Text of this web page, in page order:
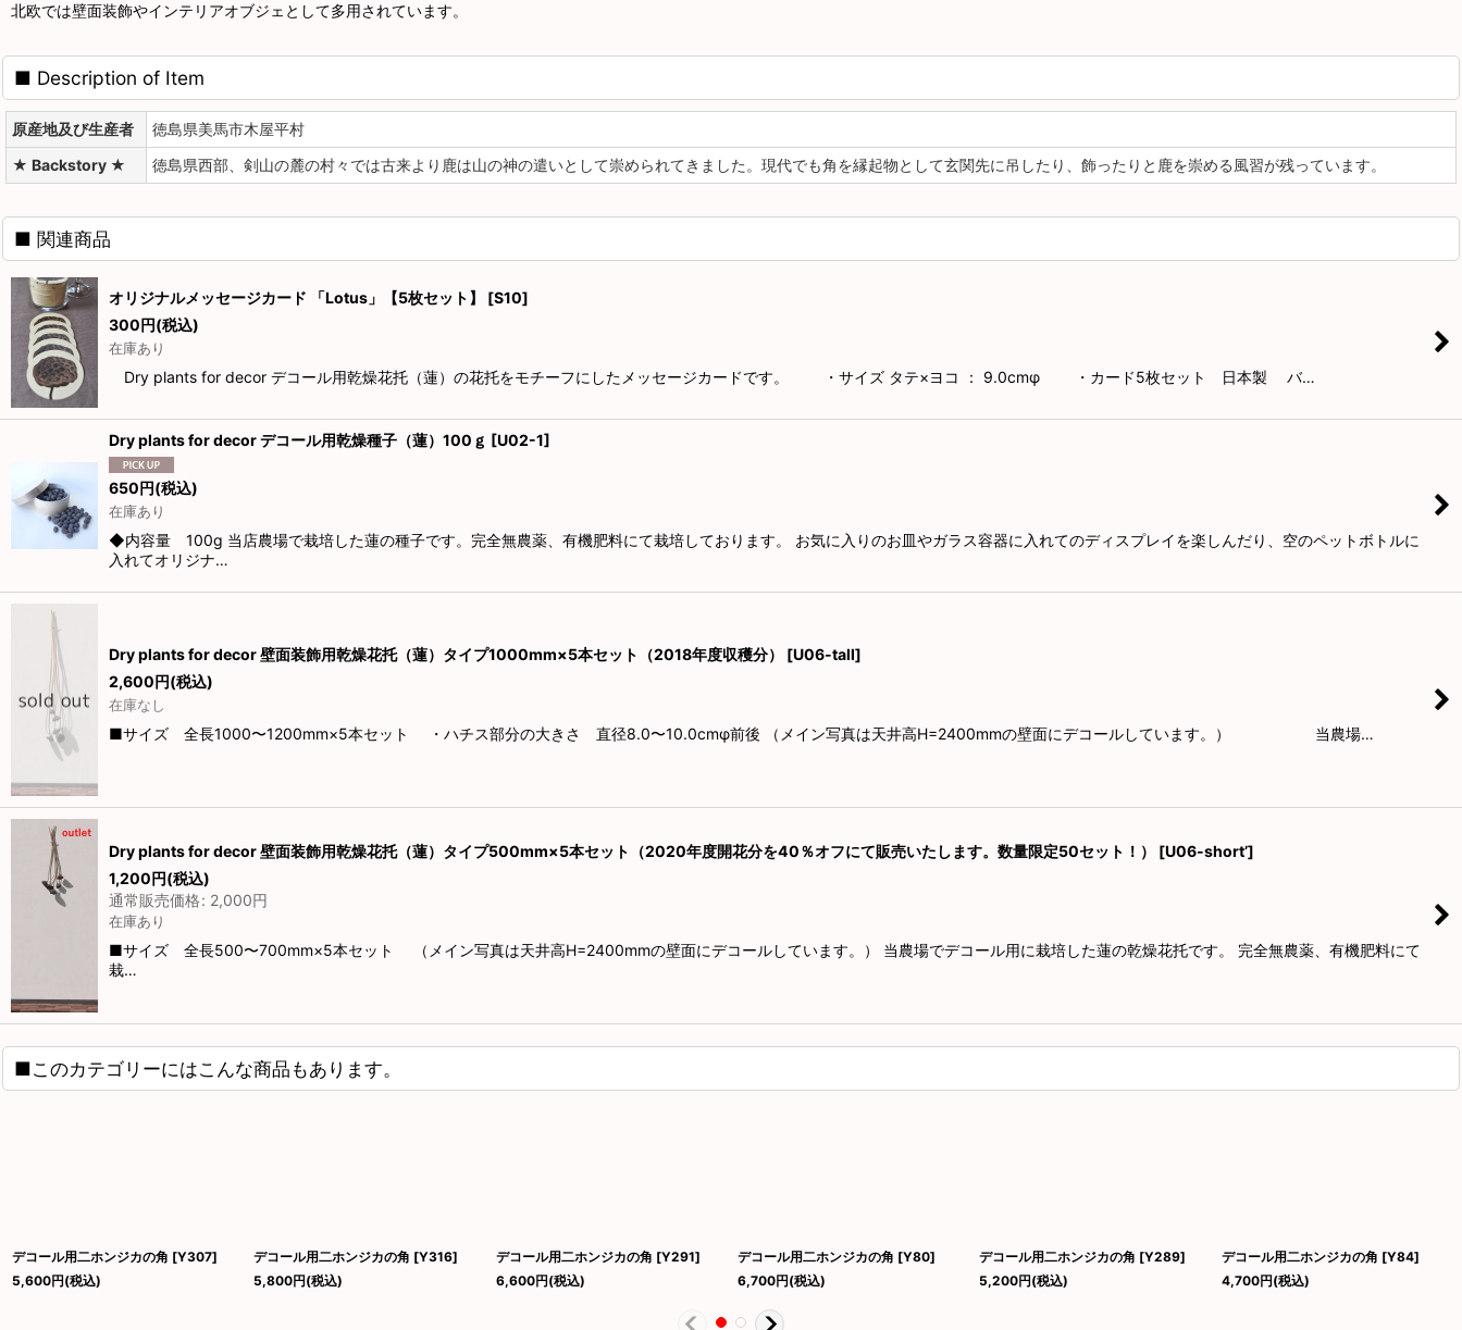
北欧では壁面装飾やインテリアオブジェとして多用されています。
■ Description of Item
原産地及び生産者
徳島県美馬市木屋平村
★ Backstory ★
徳島県西部、剣山の麓の村々では古来より鹿は山の神の遣いとして崇められてきました。現代でも角を縁起物として玄関先に吊したり、飾ったりと鹿を崇める風習が残っています。
■ 関連商品
オリジナルメッセージカード 「Lotus」【5枚セット】 [S10]
300円(税込)
在庫あり
Dry plants for decor デコール用乾燥花托（蓮）の花托をモチーフにしたメッセージカードです。 ・サイズ タテ×ヨコ ： 9.0cmφ ・カード5枚セット 日本製 バ…
Dry plants for decor デコール用乾燥種子（蓮）100ｇ [U02-1]
650円(税込)
在庫あり
◆内容量 100g 当店農場で栽培した蓮の種子です。完全無農薬、有機肥料にて栽培しております。 お気に入りのお皿やガラス容器に入れてのディスプレイを楽しんだり、空のペットボトルに
入れてオリジナ…
Dry plants for decor 壁面装飾用乾燥花托（蓮）タイプ1000mm×5本セット（2018年度収穫分） [U06-tall]
2,600円(税込)
在庫なし
■サイズ 全長1000〜1200mm×5本セット ・ハチス部分の大きさ 直径8.0〜10.0cmφ前後 （メイン写真は天井高H=2400mmの壁面にデコールしています。） 当農場…
Dry plants for decor 壁面装飾用乾燥花托（蓮）タイプ500mm×5本セット（2020年度開花分を40％オフにて販売いたします。数量限定50セット！） [U06-short’]
1,200円(税込)
通常販売価格: 2,000円
在庫あり
■サイズ 全長500〜700mm×5本セット （メイン写真は天井高H=2400mmの壁面にデコールしています。） 当農場でデコール用に栽培した蓮の乾燥花托です。 完全無農薬、有機肥料にて
栽…
■このカテゴリーにはこんな商品もあります。
デコール用二ホンジカの角 [Y307]
5,600円(税込)
デコール用二ホンジカの角 [Y316]
5,800円(税込)
デコール用二ホンジカの角 [Y291]
6,600円(税込)
デコール用二ホンジカの角 [Y80]
6,700円(税込)
デコール用二ホンジカの角 [Y289]
5,200円(税込)
デコール用二ホンジカの角 [Y84]
4,700円(税込)